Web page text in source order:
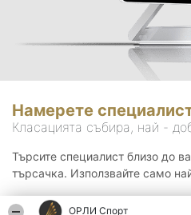
ОРЛИ Спорт
Намерете
Класацията събира, най -
Търсите специалист близо до
търсачка. Използвайте само